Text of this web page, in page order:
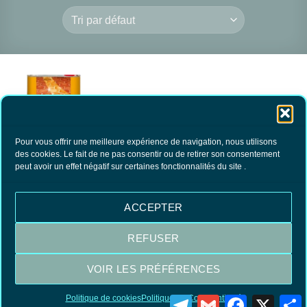
Pour vous offrir une meilleure expérience de navigation, nous utilisons
des cookies. Le fait de ne pas consentir ou de retirer son consentement
peut avoir un effet négatif sur certaines fonctionnalités du site .
ACCEPTER
REFUSER
VOIR LES PRÉFÉRENCES
Politique de cookiesPolitique de Confidentialité
BLINDOR Protection
Tomettes & Terres
28.90€ TTC
PANIER
Visa MasterCardPayPal
TelegramGmail Facebook